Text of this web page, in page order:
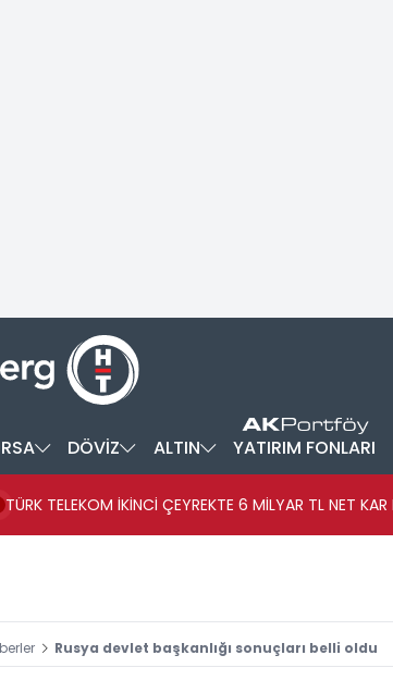
DÖVİZ ALTIN YATIRIM FONLARI
TÜRK TELEKOM İKİNCİ ÇEYREKTE 6 MİLYAR TL NET
Rusya devlet başkanlığı sonuçları belli oldu